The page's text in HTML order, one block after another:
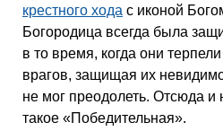
крестного хода с иконой
Богородица всегда была
в то время, когда они
врагов, защищая их
не мог преодолеть. Отсюда
такое «Победительная».